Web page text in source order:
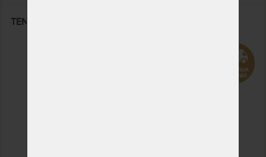
TENNO - umyvadlo z teaku